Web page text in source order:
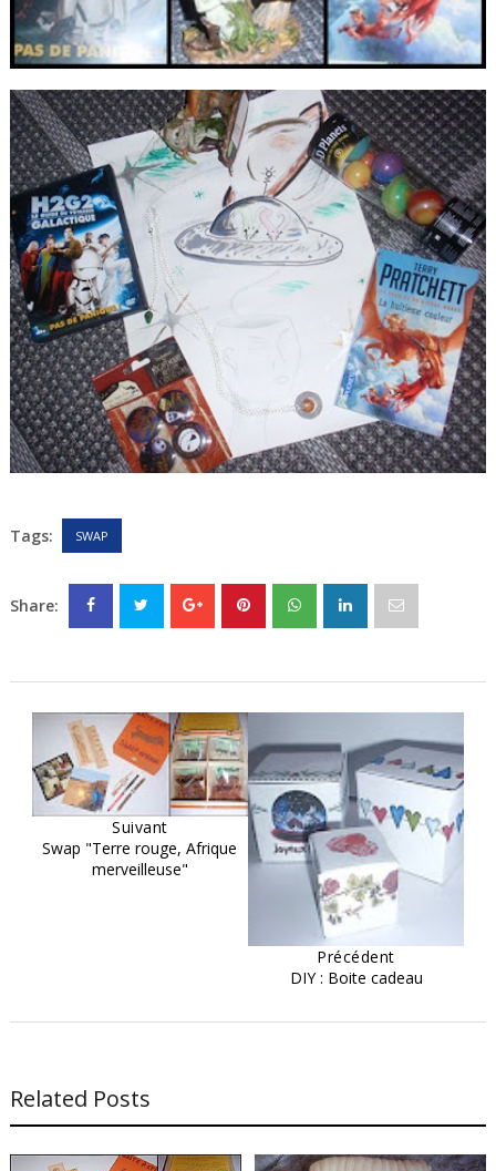
Tags: SWAP
Share:
Suivant
Swap "Terre rouge, Afrique
merveilleuse"
Précédent
DIY : Boite cadeau
Related Posts